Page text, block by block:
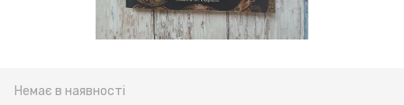
Немає в наявності